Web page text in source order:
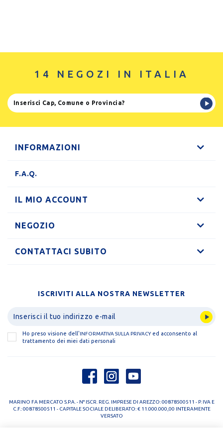
14 NEGOZI IN ITALIA
INFORMAZIONI
F.A.Q.
IL MIO ACCOUNT
NEGOZIO
CONTATTACI SUBITO
ISCRIVITI ALLA NOSTRA NEWSLETTER
Ho preso visione dell'INFORMATIVA SULLA PRIVACYed acconsento al
trattamento dei miei dati personali
MARINO FA MERCATO S.P.A. - N° ISCR. REG. IMPRESE DI AREZZO: 00878500511 - P. IVA E
C.F.: 00878500511 - CAPITALE SOCIALE DELIBERATO: € 11.000.000,00 INTERAMENTE
VERSATO